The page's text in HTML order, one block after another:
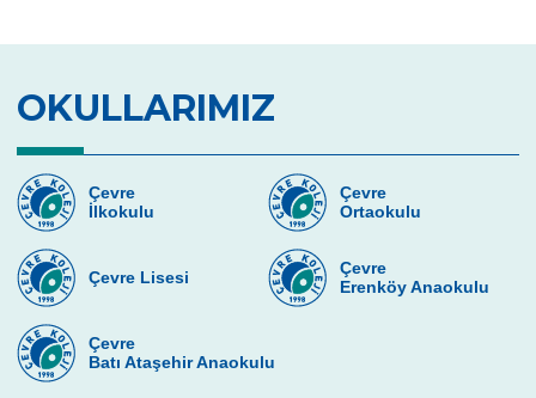
Seramik
Top Sporları
Yüzme
Resim
Robotik
Çevre Kulübü
OKULLARIMIZ
Çevre
İlkokulu
Çevre
Ortaokulu
Çevre Lisesi
Çevre
Erenköy Anaokulu
Çevre
Batı Ataşehir Anaokulu